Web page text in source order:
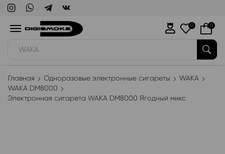
WAKA
0 0
Главная Одноразовые электронные сигареты
WAKA
WAKA DM8000
Электронная сигарета WAKA DM8000 Ягодный микс